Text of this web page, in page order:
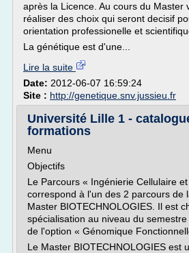
après la Licence. Au cours du Master
réaliser des choix qui seront decisif
orientation professionelle et
La génétique est d'une...
Lire la suite
Date: 2012-06-07 16:59:24
Site : http://genetique.snv.jussieu.fr
Université Lille 1 -
formations
Menu
Objectifs
Le Parcours « Ingénierie Cellulaire
correspond à l'un des 2 parcours de
Master BIOTECHNOLOGIES. Il est
spécialisation au niveau du
de l'option « Génomique
Le Master BIOTECHNOLOGIES est